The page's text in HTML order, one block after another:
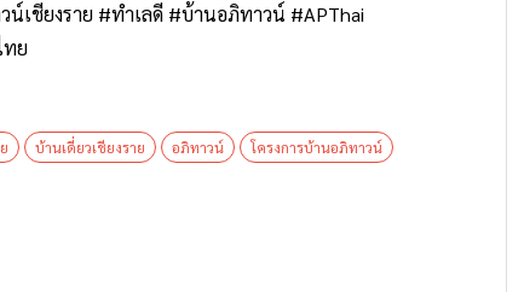
เชียงราย #ทำเลดี #บ้านอภิทาวน์ #APThai
ทย
บ้านเดี่ยวเชียงราย อภิทาวน์ โครงการบ้านอภิทาวน์